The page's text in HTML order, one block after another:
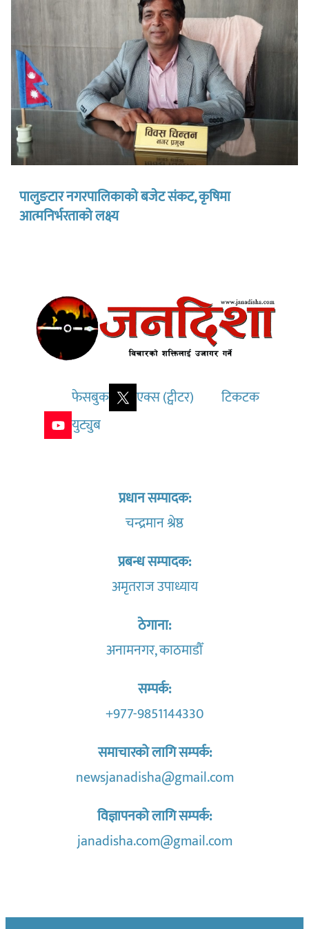
पालुङटार नगरपालिकाको बजेट संकट, कृषिमा
आत्मनिर्भरताको लक्ष्य
फेसबुक एक्स (ट्वीटर)
टिकटक
युट्युब
प्रधान सम्पादक:
चन्द्रमान श्रेष्ठ
प्रबन्ध सम्पादक:
अमृतराज उपाध्याय
ठेगाना:
अनामनगर, काठमाडौँ
सम्पर्क:
+977-9851144330
समाचारको लागि सम्पर्क:
newsjanadisha@gmail.com
विज्ञापनको लागि सम्पर्क:
janadisha.com@gmail.com